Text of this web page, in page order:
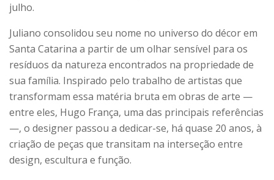
julho.
Juliano consolidou seu nome no universo do décor em
Santa Catarina a partir de um olhar sensível para os
resíduos da natureza encontrados na propriedade de
sua família. Inspirado pelo trabalho de artistas que
transformam essa matéria bruta em obras de arte —
entre eles, Hugo França, uma das principais referências
—, o designer passou a dedicar-se, há quase 20 anos, à
criação de peças que transitam na interseção entre
design, escultura e função.